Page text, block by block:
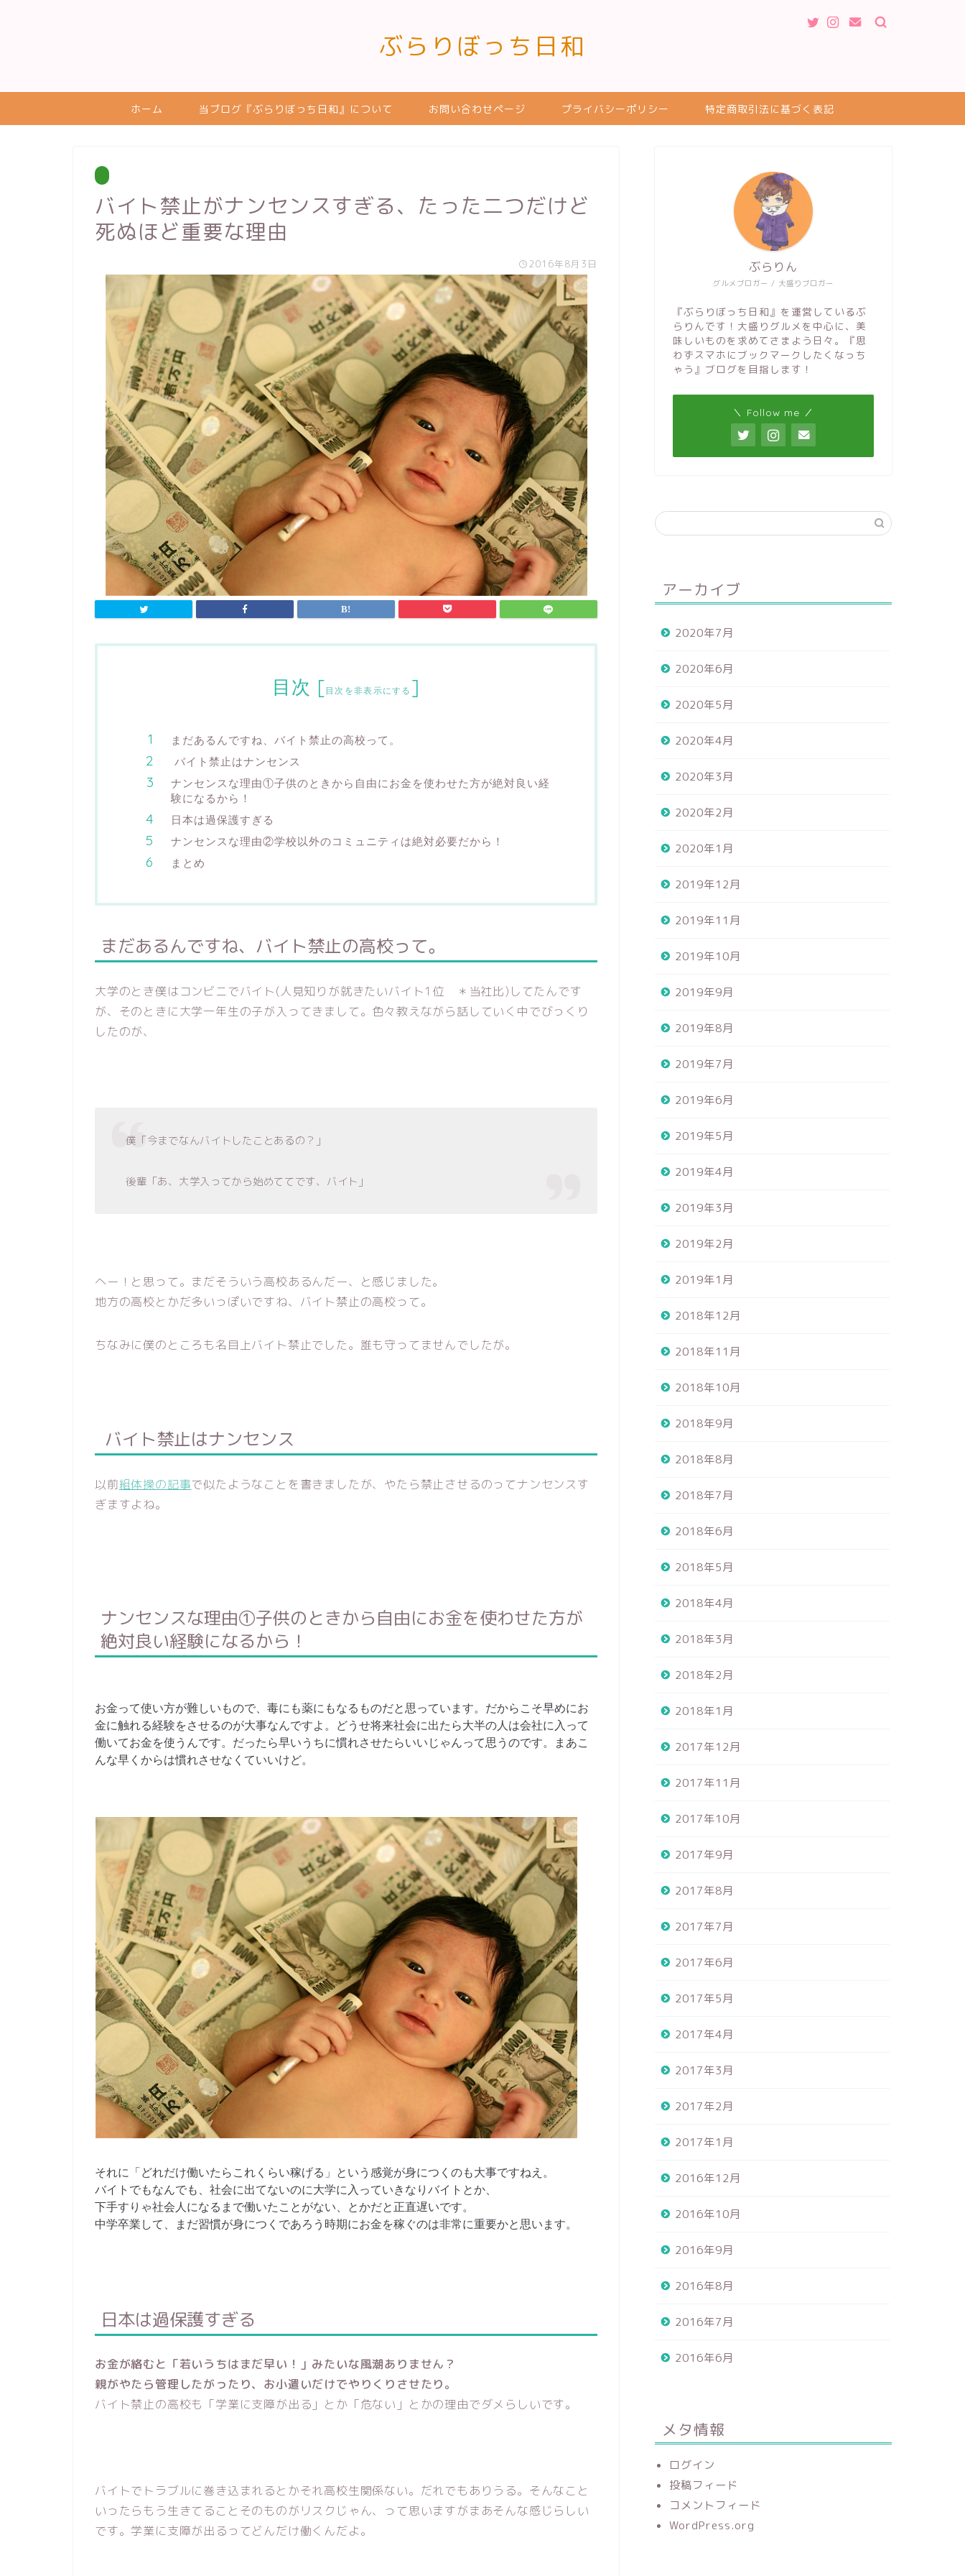
ぶらりぼっち日和
ホーム 当ブログ『ぶらりぼっち日和』について お問い合わせページ プライバシーポリシー 特定商取引法に基づく表記
バイト禁止がナンセンスすぎる、たった二つだけど
死ぬほど重要な理由
2016年8月3日
目次 [目次を非表示にする ]
まだあるんですね、バイト禁止の高校って。
バイト禁止はナンセンス
ナンセンスな理由①子供のときから自由にお金を使わせた方が絶対良い経
験になるから！
日本は過保護すぎる
ナンセンスな理由②学校以外のコミュニティは絶対必要だから！
まとめ
まだあるんですね、バイト禁止の高校って。
大学のとき僕はコンビニでバイト(人見知りが就きたいバイト1位 ＊当社比)してたんです
が、そのときに大学一年生の子が入ってきまして。色々教えながら話していく中でびっくり
したのが、
僕「今までなんバイトしたことあるの？」
後輩「あ、大学入ってから始めててです、バイト」
へー！と思って。まだそういう高校あるんだー、と感じました。
地方の高校とかだ多いっぽいですね、バイト禁止の高校って。
ちなみに僕のところも名目上バイト禁止でした。誰も守ってませんでしたが。
バイト禁止はナンセンス
以前組体操の記事で似たようなことを書きましたが、やたら禁止させるのってナンセンスす
ぎますよね。
ナンセンスな理由①子供のときから自由にお金を使わせた方が
絶対良い経験になるから！
お金って使い方が難しいもので、毒にも薬にもなるものだと思っています。だからこそ早めにお
金に触れる経験をさせるのが大事なんですよ。どうせ将来社会に出たら大半の人は会社に入って
働いてお金を使うんです。だったら早いうちに慣れさせたらいいじゃんって思うのです。まあこ
んな早くからは慣れさせなくていいけど。
それに「どれだけ働いたらこれくらい稼げる」という感覚が身につくのも大事ですねえ。
バイトでもなんでも、 社会に出てないのに大学に入っていきなりバイトとか、
下手すりゃ社会人になるまで働いたことがない、とかだと正直遅いです。
中学卒業して、ま だ習慣が身につくであろう時期にお金を稼ぐのは非常に重要かと思います。
日本は過保護すぎる
お金が絡むと「若いうちはまだ早い！」みたいな風潮ありません？
親がやたら管理したがったり、お小遣いだけでやりくりさせたり。
バイト禁止の高校も「学業に支障が出る」とか「危ない」とかの理由でダメらしいです。
バイトでトラブルに巻き込まれるとかそれ高校生関係ない。だれでもありうる。そんなこと
いったらもう生きてることそのものがリスクじゃん、って思いますがまあそんな感じらしい
です。学業に支障が出るってどんだけ働くんだよ。
グルメブロガー / 大盛りブロガー
ぶらりん
『ぶらりぼっち日和』を運営しているぶ
らりんです！大盛りグルメを中心に、美
味しいものを求めてさまよう日々。『思
わずスマホにブックマークしたくなっち
ゃう』ブログを目指します！
＼ Follow me ／
アーカイブ
2020年7月
2020年6月
2020年5月
2020年4月
2020年3月
2020年2月
2020年1月
2019年12月
2019年11月
2019年10月
2019年9月
2019年8月
2019年7月
2019年6月
2019年5月
2019年4月
2019年3月
2019年2月
2019年1月
2018年12月
2018年11月
2018年10月
2018年9月
2018年8月
2018年7月
2018年6月
2018年5月
2018年4月
2018年3月
2018年2月
2018年1月
2017年12月
2017年11月
2017年10月
2017年9月
2017年8月
2017年7月
2017年6月
2017年5月
2017年4月
2017年3月
2017年2月
2017年1月
2016年12月
2016年10月
2016年9月
2016年8月
2016年7月
2016年6月
メタ情報
ログイン
投稿フィード
コメントフィード
WordPress.org